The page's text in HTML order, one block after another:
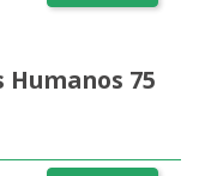
Humanos 75